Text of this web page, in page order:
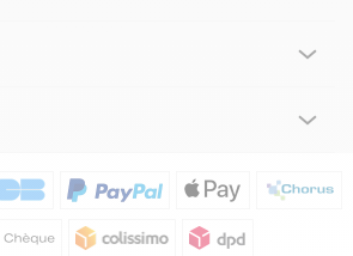
newsletter, suivez notre actualité et